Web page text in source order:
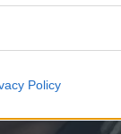
Policy